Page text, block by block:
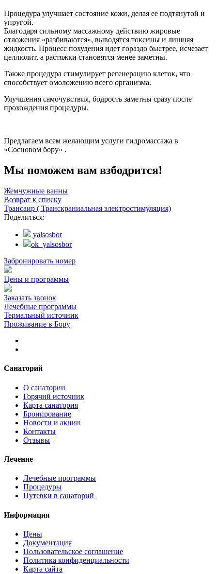
Процедура улучшает состояние кожи, делая ее подтянутой и
упругой.
Благодаря сильному массажному действию жировые
отложения «разбиваются», выводятся токсины и лишняя
жидкость. Процесс похудения идет гораздо быстрее, исчезает
целлюлит, а растяжки становятся менее заметны.
Также процедура стимулирует регенерацию клеток, что
способствует омоложению всего организма.
Улучшения самочувствия, бодрость заметны сразу после
прохождения процедуры.
Предлагаем всем желающим услуги гидромассажа в
«Сосновом бору» .
Мы поможем вам взбодрится!
Жемчужные ванны
Возврат к списку
Трансаир ( Транскраниальная электростимуляция)
Поделиться:
yalsosbor
ok_yalsosbor
Забронировать номер
Цены и программы
Заказать звонок
Лечебные программы
Термальный источник
Проживание в Бору
Санаторий
О санатории
Горячий источник
Карта санатория
Бронирование
Новости и акции
Контакты
Отзывы
Лечение
Лечебные программы
Процедуры
Путевки в санаторий
Информация
Цены
Документация
Пользовательское соглашение
Политика конфиденциальности
Карта сайта